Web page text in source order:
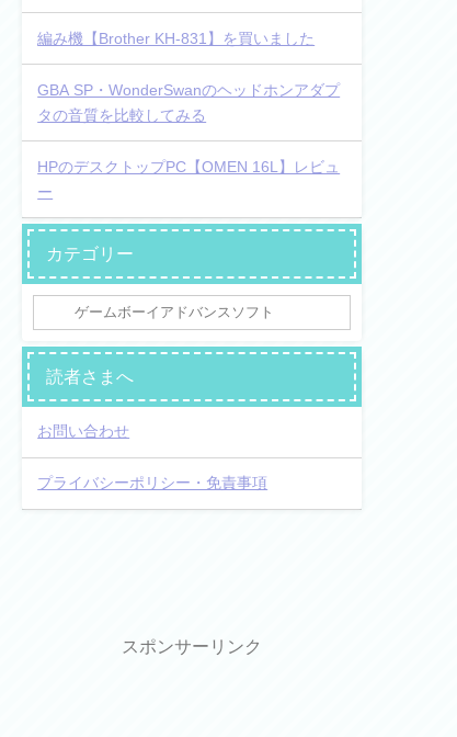
編み機【Brother KH-831】を買いました
GBA SP・WonderSwanのヘッドホンアダプ
タの音質を比較してみる
HPのデスクトップPC【OMEN 16L】レビュ
ー
カテゴリー
読者さまへ
お問い合わせ
プライバシーポリシー・免責事項
スポンサーリンク